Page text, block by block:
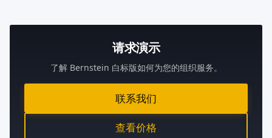
请求演示
了解 Bernstein 白标版如何为您的组织服务。
联系我们
查看价格